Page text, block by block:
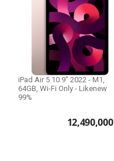
iPad Air 5 10.9" 2022 - M1,
64GB, Wi-Fi Only - Likenew
99%
12,490,000